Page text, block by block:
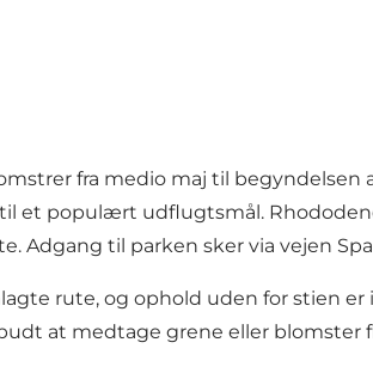
fra medio maj til begyndelsen
et populært udflugtsmål.
Adgang til parken sker via vejen
rute, og ophold uden for stien er
at medtage grene eller blomster